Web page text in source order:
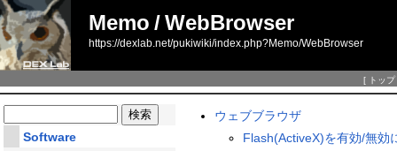
Memo /WebBrowser
https://dexlab.net/pukiwiki/index.php?Memo/WebBrowser
[ トップ
ウェブブラウザ
Flash(ActiveX)を有効/無効
Software